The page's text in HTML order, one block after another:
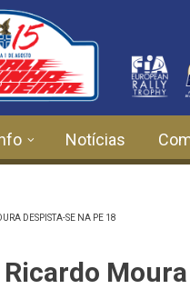
Notícias
DESPISTA-SE NA PE 18
Ricardo